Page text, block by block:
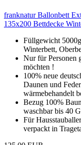
franknatur Ballonbett
135x200 Bettdecke
Füllgewicht
Winterbett,
Nur für Personen
möchten !
100% neue
Daunen und
wärmebehandelt
Bezug 100%
waschbar bis 40
Für
verpackt in